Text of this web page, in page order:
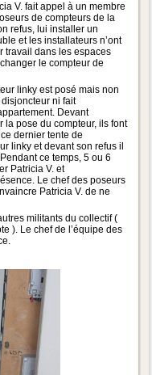
V. fait appel à un membre
de compteurs de la
refus, lui installer un
et les installateurs n’ont
travail dans les espaces
le compteur de
linky est posé mais non
disjoncteur ni fait
Devant
la pose du compteur, ils font
dernier tente de
linky et devant son refus il
ce temps, 5 ou 6
Patricia V. et
Le chef des poseurs
Patricia V. de ne
militants du collectif (
). Le chef de l’équipe des